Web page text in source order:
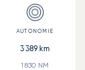
3 389 km
1 830 NM